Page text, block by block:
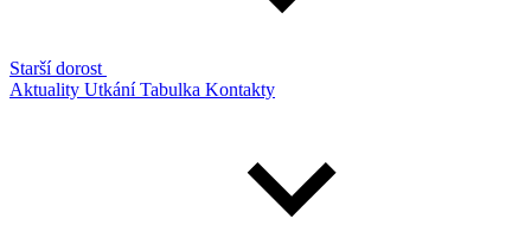
Starší dorost
Aktuality UtkáníTabulka Kontakty